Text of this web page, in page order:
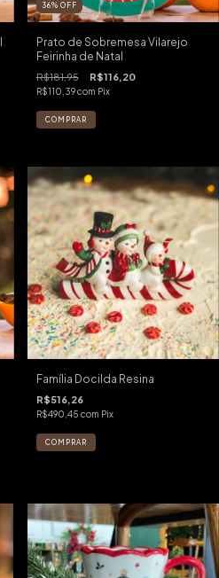
36% OFF
Prato de Sobremesa Vilarejo
Feirinha de Natal
R$181,95 R$116,20
R$110,39com Pix
Família Docilda Resina
R$516,26
R$490,45 com Pix